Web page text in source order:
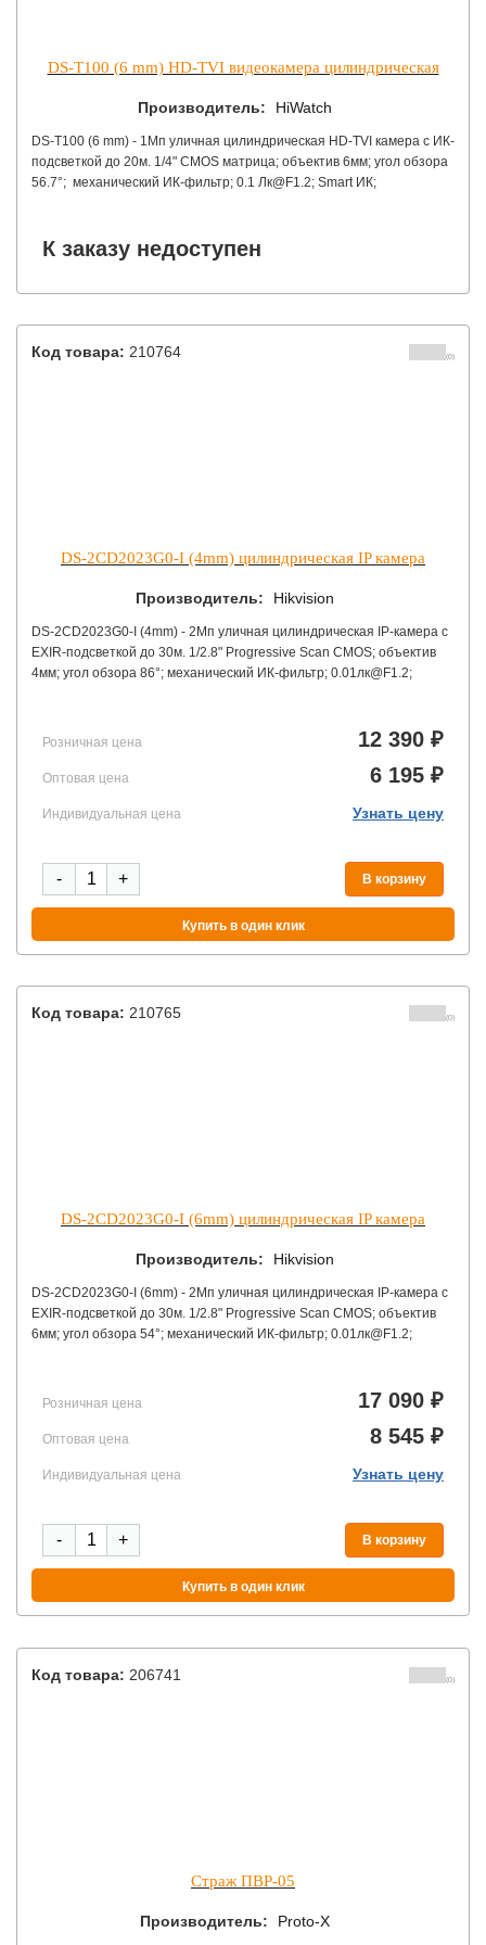
DS-T100 (6 mm) HD-TVI видеокамера цилиндрическая
Производитель: HiWatch
DS-T100 (6 mm) - 1Мп уличная цилиндрическая HD-TVI камера с ИК-
подсветкой до 20м. 1/4" CMOS матрица; объектив 6мм; угол обзора
56.7°; механический ИК-фильтр; 0.1 Лк@F1.2; Smart ИК;
К заказу недоступен
Код товара: 210764 (0)
DS-2CD2023G0-I (4mm) цилиндрическая IP камера
Производитель: Hikvision
DS-2CD2023G0-I (4mm) - 2Мп уличная цилиндрическая IP-камера с
EXIR-подсветкой до 30м. 1/2.8" Progressive Scan CMOS; объектив
4мм; угол обзора 86°; механический ИК-фильтр; 0.01лк@F1.2;
microSD до 128Гб; обнаружение движения, вторжения в область и
25%/PoE(802.3af); 6Вт макс; -40 °C...+60 °C; IP67; вес 0.42кг.
Розничная цена 12 390 ₽
Оптовая цена 6 195 ₽
Индивидуальная цена Узнать цену
- + В корзину
Купить в один клик
Код товара: 210765 (0)
DS-2CD2023G0-I (6mm) цилиндрическая IP камера
Производитель: Hikvision
DS-2CD2023G0-I (6mm) - 2Мп уличная цилиндрическая IP-камера с
EXIR-подсветкой до 30м. 1/2.8" Progressive Scan CMOS; объектив
6мм; угол обзора 54°; механический ИК-фильтр; 0.01лк@F1.2;
microSD до 128Гб; обнаружение движения, вторжения в область и
25%/PoE(802.3af); 6Вт макс; -40 °C...+60 °C; IP67; вес 0.42кг.
Розничная цена 17 090 ₽
Оптовая цена 8 545 ₽
Индивидуальная цена Узнать цену
- + В корзину
Купить в один клик
Код товара: 206741 (0)
Страж ПВР-05
Производитель: Proto-X